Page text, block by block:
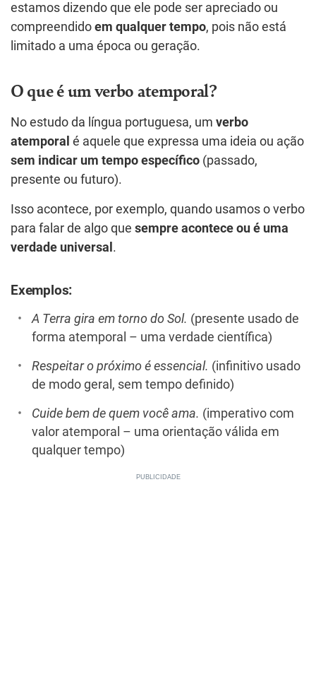
estamos dizendo que ele pode ser apreciado ou
compreendido em qualquer tempo, pois não está
limitado a uma época ou geração.
O que é um verbo atemporal?
No estudo da língua portuguesa, um verbo
atemporal é aquele que expressa uma ideia ou ação
sem indicar um tempo específico (passado,
presente ou futuro).
Isso acontece, por exemplo, quando usamos o verbo
para falar de algo que sempre acontece ou é uma
verdade universal .
Exemplos:
A Terra gira em torno do Sol. (presente usado de
forma atemporal – uma verdade científica)
Respeitar o próximo é essencial. (infinitivo usado
de modo geral, sem tempo definido)
Cuide bem de quem você ama. (imperativo com
valor atemporal – uma orientação válida em
qualquer tempo)